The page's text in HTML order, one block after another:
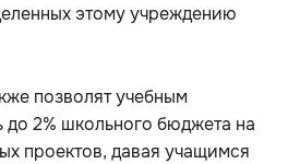
этому учреждению
позволят учебным
до 2% школьного бюджета на
проектов, давая учащимся